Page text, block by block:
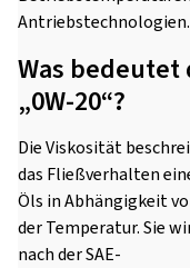
Antriebstechnologien.
Was bedeutet
„0W-20“?
Die Viskosität
das Fließverhalten
Öls in Abhängigkeit
der Temperatur. Sie
nach der SAE-